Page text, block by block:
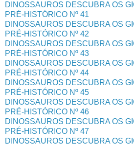
DINOSSAUROS DESCUBRA OS
PRÉ-HISTÓRICO Nº 41
DINOSSAUROS DESCUBRA OS
PRÉ-HISTÓRICO Nº 42
DINOSSAUROS DESCUBRA OS
PRÉ-HISTÓRICO Nº 43
DINOSSAUROS DESCUBRA OS
PRÉ-HISTÓRICO Nº 44
DINOSSAUROS DESCUBRA OS
PRÉ-HISTÓRICO Nº 45
DINOSSAUROS DESCUBRA OS
PRÉ-HISTÓRICO Nº 46
DINOSSAUROS DESCUBRA OS
PRÉ-HISTÓRICO Nº 47
DINOSSAUROS DESCUBRA OS